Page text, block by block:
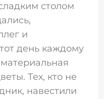
столом
и
день каждому
Тех, кто не
навестили